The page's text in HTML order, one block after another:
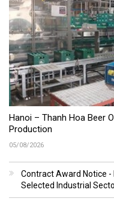
Hanoi – Thanh Hoa Beer
Production
05/08/2026
Contract Award Notice
Selected Industrial